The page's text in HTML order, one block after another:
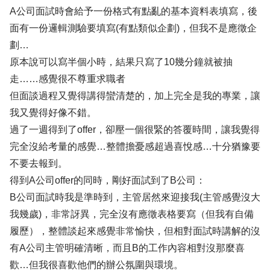
A公司面試時會給予一份格式有點亂的基本資料表填寫，後
面有一份邏輯測驗要填寫(有點類似企劃)，但我不是應徵企
劃…
原本說可以寫半個小時，結果只寫了10幾分鐘就被抽
走……感覺很不尊重求職者
但面談過程又覺得講得蠻清楚的，加上完全是我的專業，讓
我又覺得好像不錯。
過了一週得到了offer，卻壓一個很緊的答覆時間，讓我覺得
完全沒給考量的感覺…整體擔憂感超過喜悅感…十分猶豫要
不要去報到。
得到A公司offer的同時，剛好面試到了B公司：
B公司面試時我是準時到，主管居然來迎接我(主管感覺沒大
我幾歲)，非常訝異，完全沒有應徵表格要寫（但我有自備
履歷），整體談起來感覺非常愉快，但相對面試時講解的沒
有A公司主管明確清晰，而且B的工作內容相對沒那麼喜
歡…但我很喜歡他們的辦公氛圍與環境。